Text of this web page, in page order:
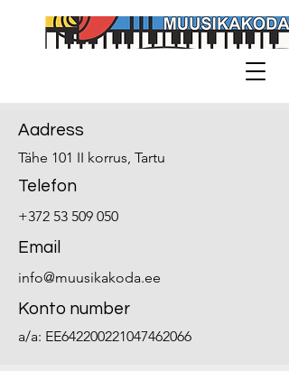
Aadress
Tähe 101 II korrus, Tartu
Telefon
+372 53 509 050
Email
info@muusikakoda.ee
Konto number
a/a: EE642200221047462066